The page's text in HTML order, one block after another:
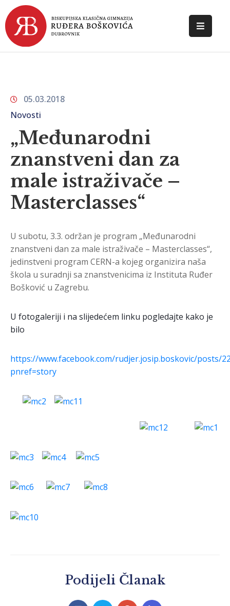
POČETNA
NOVOSTI
KONTAKT
05.03.2018
Novosti
„Međunarodni
znanstveni dan za
male istraživače –
Masterclasses“
U subotu, 3.3. održan je program „Međunarodni
znanstveni dan za male istraživače – Masterclasses“,
jedinstveni program CERN-a kojeg organizira naša
škola u suradnji sa znanstvenicima iz Instituta Ruđer
Bošković u Zagrebu.
U fotogaleriji i na slijedećem linku pogledajte kako je
bilo
https://www.facebook.com/rudjer.josip.boskovic/posts/
pnref=story
Podijeli Članak